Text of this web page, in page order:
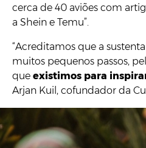
cerca de 40 aviões com
a Shein e Temu”.
“Acreditamos que a
muitos pequenos passos,
que existimos para
Arjan Kuil, cofundador da